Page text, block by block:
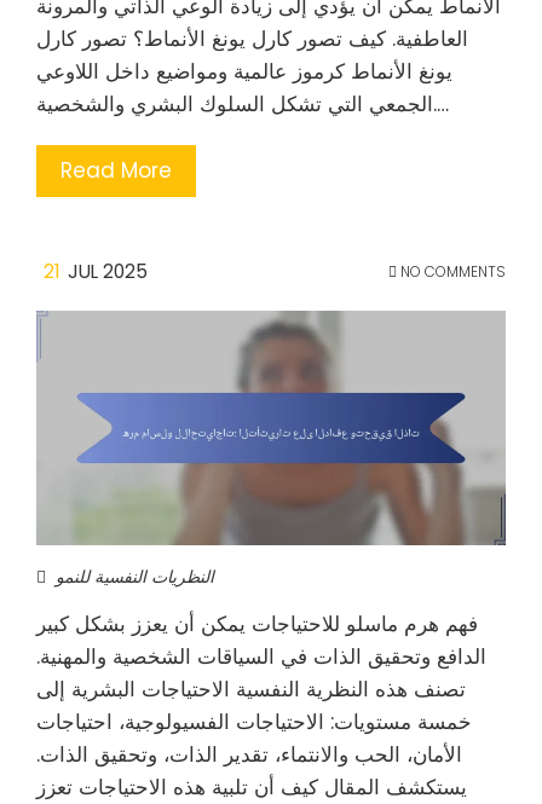
الأنماط يمكن أن يؤدي إلى زيادة الوعي الذاتي والمرونة
العاطفية. كيف تصور كارل يونغ الأنماط؟ تصور كارل
يونغ الأنماط كرموز عالمية ومواضيع داخل اللاوعي
الجمعي التي تشكل السلوك البشري والشخصية.…
Read More
21 JUL 2025 NO COMMENTS
النظريات النفسية للنمو
فهم هرم ماسلو للاحتياجات يمكن أن يعزز بشكل كبير
الدافع وتحقيق الذات في السياقات الشخصية والمهنية.
تصنف هذه النظرية النفسية الاحتياجات البشرية إلى
خمسة مستويات: الاحتياجات الفسيولوجية، احتياجات
الأمان، الحب والانتماء، تقدير الذات، وتحقيق الذات.
يستكشف المقال كيف أن تلبية هذه الاحتياجات تعزز